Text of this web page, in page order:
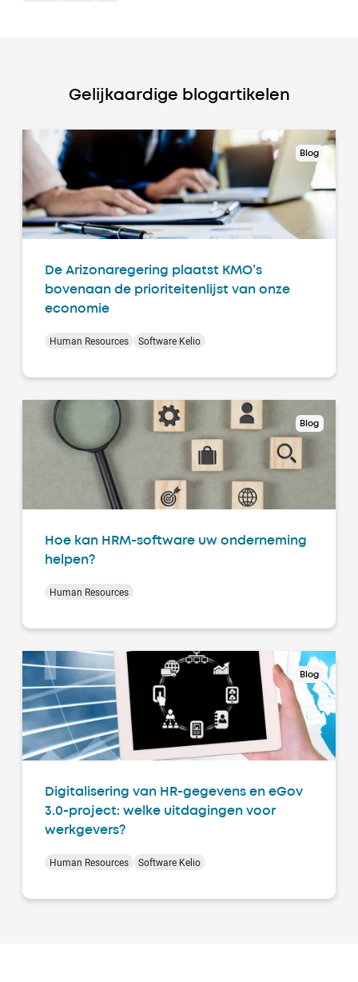
Gelijkaardige blogartikelen
Blog
De Arizonaregering plaatst KMO’s
bovenaan de prioriteitenlijst van onze
economie
Human Resources Software Kelio
Blog
Hoe kan HRM-software uw onderneming
helpen?
Human Resources
Blog
Digitalisering van HR-gegevens en eGov
3.0-project: welke uitdagingen voor
werkgevers?
Human Resources Software Kelio